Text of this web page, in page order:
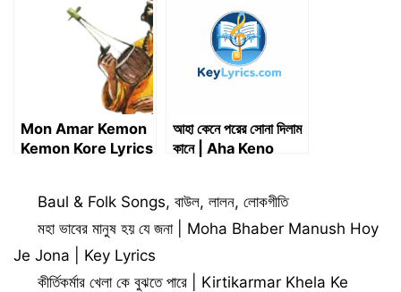
Mon Amar Kemon
Kemon Kore Lyrics
আহা কেনে পরের সোনা দিলাম
কানে | Aha Keno
Categories
Baul & Folk Songs,বাউল,লালন,লোকগীতি
মহা ভাবের মানুষ হয় যে জনা | Moha Bhaber Manush Hoy
Je Jona | Key Lyrics
কীর্তিকর্মার খেলা কে বুঝতে পারে | Kirtikarmar Khela Ke